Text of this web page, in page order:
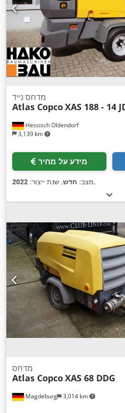
Hessisch Oldendorf
3,139 km
מדחס נייד
Atlas CopcoXAS 188 - 14
מידע על מחיר
מצב: חדש, שנת ייצור: 2022 ,
Magdeburg 3,014 km
מדחס
Atlas CopcoXAS 68 DDG